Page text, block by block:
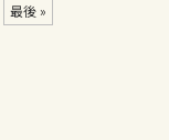
最後 »